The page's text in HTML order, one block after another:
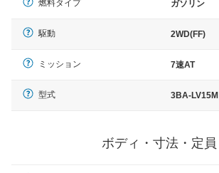
燃料タイプ ガソリン
駆動 2WD(FF)
ミッション 7速AT
型式 3BA-LV15M
ボディ・寸法・定員